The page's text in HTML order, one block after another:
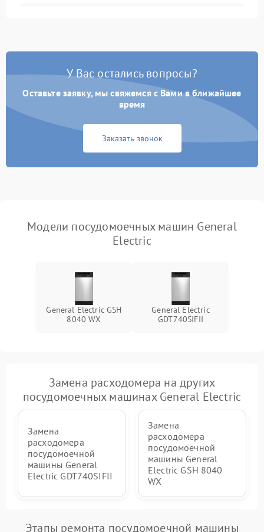
Проблемы с набором
Не работает сушилка 2100 ₽ Подробнее →
Сбои в работе таймера 1700 ₽
У Вас остались вопросы?
Оставьте заявку, мы свяжемся с Вами в ближайшее
время
Заказать звонок
Модели посудомоечных машин General
Electric
General Electric GSH
8040 WX
General Electric
GDT740SIFII
Замена расходомера на других
посудомоечных машинах General Electric
Замена
расходомера
посудомоечной
машины General
Electric GDT740SIFII
Замена
расходомера
посудомоечной
машины General
Electric GSH 8040
WX
Этапы ремонта посудомоечной машины